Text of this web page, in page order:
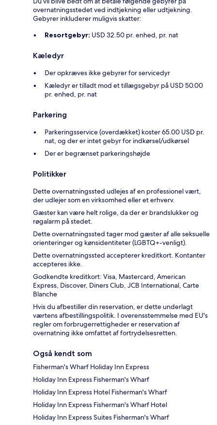
overnatningsstedet ved indtjekning eller udtjekning.
Gebyrer inkluderer muligvis skatter:
Resortgebyr: USD 32.50 pr. enhed, pr. nat
Kæledyr
Der opkræves ikke gebyrer for servicedyr
Kæledyr er tilladt mod et tillægsgebyr på USD 50.00
pr. enhed, pr. nat
Parkering
Parkeringsservice (overdækket) koster 65.00 USD pr.
nat, og der er intet gebyr for indkørsel/udkørsel
Der er begrænset parkeringshøjde
Politikker
Dette overnatningssted udlejes af en professionel vært,
der udlejer som en virksomhed eller et erhverv.
Gæster kan være helt rolige, da der er brandslukker og
røgalarm på stedet.
Dette overnatningssted tager mod gæster af alle seksuelle
orienteringer og kønsidentiteter (LGBTQ+-venligt).
Dette overnatningssted accepterer kreditkort. Kontanter
accepteres ikke.
Godkendte kreditkort: Visa, Mastercard, American
Express, Discover, Diners Club, JCB International, Carte
Blanche
Hvis du afbestiller din reservation, er dette underlagt
værtens afbestillingspolitik. I overensstemmelse med EU's
regler om forbrugerrettigheder er reservation af
overnatning ikke omfattet af fortrydelsesretten.
Også kendt som
Fisherman's Wharf Holiday Inn Express
Holiday Inn Express Fisherman's Wharf
Holiday Inn Express Hotel Fisherman's Wharf
Holiday Inn Express Fisherman's Wharf Hotel
Holiday Inn Express Suites Fisherman's Wharf